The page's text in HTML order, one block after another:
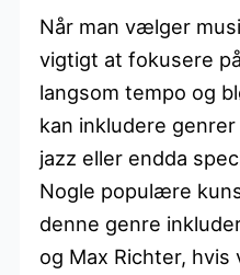
Når man vælger
vigtigt at fokusere
langsom tempo og
kan inkludere
jazz eller endda
Nogle populære
denne genre
og Max Richter,